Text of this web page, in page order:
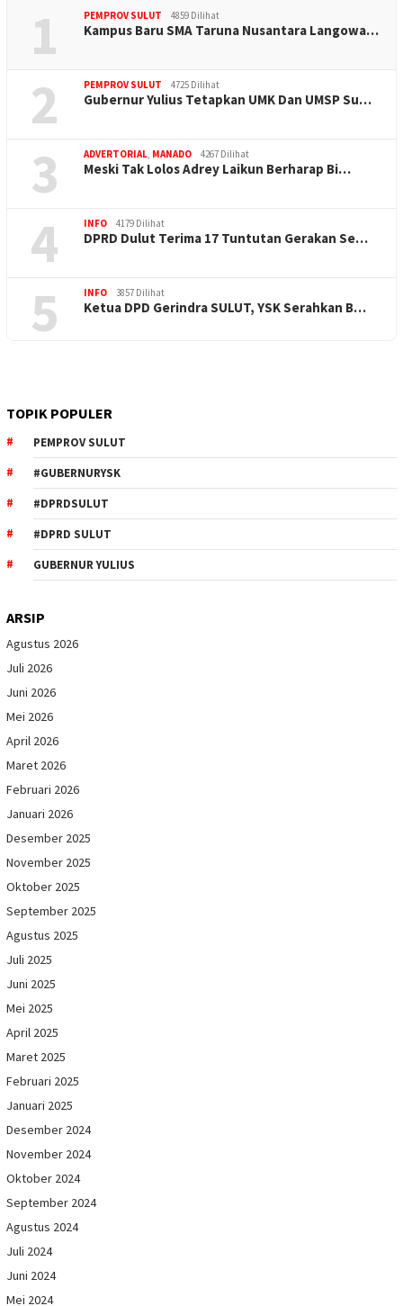
1 PEMPROV SULUT 4859 Dilihat
Kampus Baru SMA Taruna Nusantara Langowa…
2 PEMPROV SULUT 4725 Dilihat
Gubernur Yulius Tetapkan UMK Dan UMSP Su…
3 ADVERTORIAL, MANADO 4267 Dilihat
Meski Tak Lolos Adrey Laikun Berharap Bi…
4 INFO 4179 Dilihat
DPRD Dulut Terima 17 Tuntutan Gerakan Se…
5 INFO 3857 Dilihat
Ketua DPD Gerindra SULUT, YSK Serahkan B…
TOPIK POPULER
PEMPROV SULUT
#GUBERNURYSK
#DPRDSULUT
#DPRD SULUT
GUBERNUR YULIUS
ARSIP
Agustus 2026
Juli 2026
Juni 2026
Mei 2026
April 2026
Maret 2026
Februari 2026
Januari 2026
Desember 2025
November 2025
Oktober 2025
September 2025
Agustus 2025
Juli 2025
Juni 2025
Mei 2025
April 2025
Maret 2025
Februari 2025
Januari 2025
Desember 2024
November 2024
Oktober 2024
September 2024
Agustus 2024
Juli 2024
Juni 2024
Mei 2024